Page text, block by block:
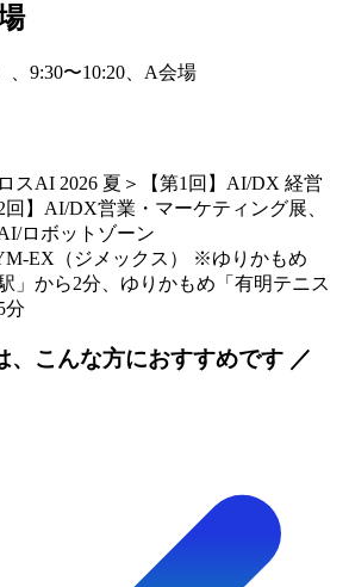
、9:30〜10:20、A会場
スAI 2026 夏＞【第1回】AI/DX 経営
】AI/DX営業・マーケティング展、
ロボットゾーン
EX（ジメックス） ※ゆりかもめ
」から2分、ゆりかもめ「有明テニス
分
、こんな方におすすめです ／